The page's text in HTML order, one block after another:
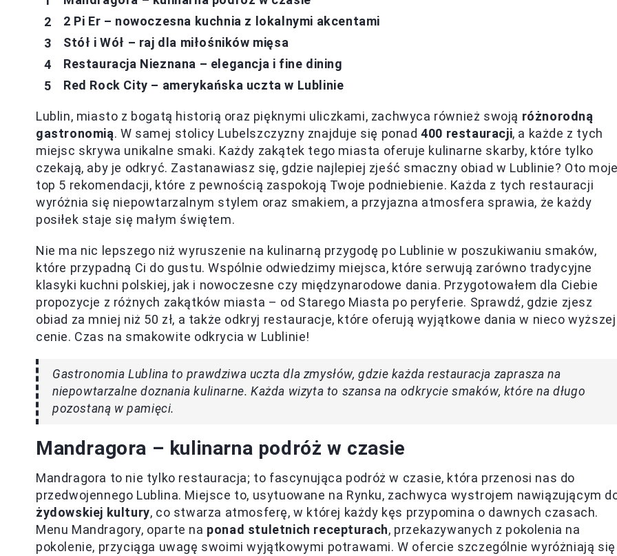
2 Pi Er – nowoczesna kuchnia z lokalnymi akcentami
Stół i Wół – raj dla miłośników mięsa
Restauracja Nieznana – elegancja i fine dining
Red Rock City – amerykańska uczta w Lublinie
Lublin, miasto z bogatą historią oraz pięknymi uliczkami, zachwyca również swoją różnorodną
gastronomią. W samej stolicy Lubelszczyzny znajduje się ponad400 restauracji, a każde z tych
miejsc skrywa unikalne smaki. Każdy zakątek tego miasta oferuje kulinarne skarby, które tylko
czekają, aby je odkryć. Zastanawiasz się, gdzie najlepiej zjeść smaczny obiad w Lublinie? Oto
top 5 rekomendacji, które z pewnością zaspokoją Twoje podniebienie. Każda z tych restauracji
wyróżnia się niepowtarzalnym stylem oraz smakiem, a przyjazna atmosfera sprawia, że każdy
posiłek staje się małym świętem.
Nie ma nic lepszego niż wyruszenie na kulinarną przygodę po Lublinie w poszukiwaniu smaków,
które przypadną Ci do gustu. Wspólnie odwiedzimy miejsca, które serwują zarówno tradycyjne
klasyki kuchni polskiej, jak i nowoczesne czy międzynarodowe dania. Przygotowałem dla Ciebie
propozycje z różnych zakątków miasta – od Starego Miasta po peryferie. Sprawdź, gdzie zjesz
obiad za mniej niż 50 zł, a także odkryj restauracje, które oferują wyjątkowe dania w nieco wyższej
cenie. Czas na smakowite odkrycia w Lublinie!
Gastronomia Lublina to prawdziwa uczta dla zmysłów, gdzie każda restauracja zaprasza na
niepowtarzalne doznania kulinarne. Każda wizyta to szansa na odkrycie smaków, które na długo
pozostaną w pamięci.
Mandragora – kulinarna podróż w czasie
Mandragora to nie tylko restauracja; to fascynująca podróż w czasie, która przenosi nas do
przedwojennego Lublina. Miejsce to, usytuowane na Rynku, zachwyca wystrojem nawiązującym
żydowskiej kultury, co stwarza atmosferę, w której każdy kęs przypomina o dawnych czasach.
Menu Mandragory, oparte na ponad stuletnich recepturach, przekazywanych z pokolenia na
pokolenie, przyciąga uwagę swoimi wyjątkowymi potrawami. W ofercie szczególnie wyróżniają się